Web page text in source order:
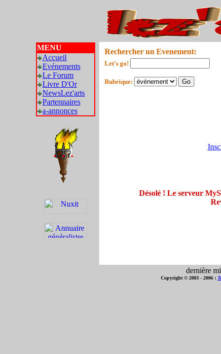
MENU
Accueil
Evénements
Le Forum
Livre D'Or
NewsLez'arts
Partennaires
a-annonces
Rechercher un Evenement:
Let's go!
Rubrique:
Désolé ! Le serveur
dernière
Copyright © 2003 - 2006 :